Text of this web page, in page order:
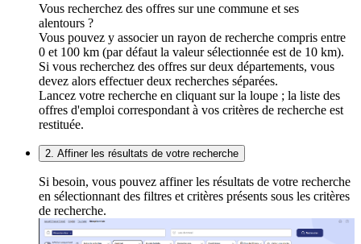
Vous recherchez des offres sur une commune et ses
alentours ?
Vous pouvez y associer un rayon de recherche compris entre
0 et 100 km (par défaut la valeur sélectionnée est de 10 km).
Si vous recherchez des offres sur deux départements, vous
devez alors effectuer deux recherches séparées.
Lancez votre recherche en cliquant sur la loupe ; la liste des
offres d'emploi correspondant à vos critères de recherche est
restituée.
2. Affiner les résultats de votre recherche
Si besoin, vous pouvez affiner les résultats de votre recherche
en sélectionnant des filtres et critères présents sous les critères
de recherche.